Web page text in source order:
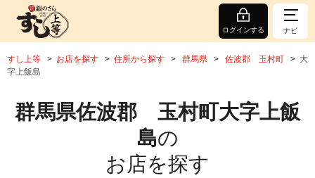
ログインする ナビ
すし上等 お店を探す 住所から探す 群馬県 佐波郡 玉村町
大
字上飯島
群馬県佐波郡 玉村町大字上飯
島の
お店を探す